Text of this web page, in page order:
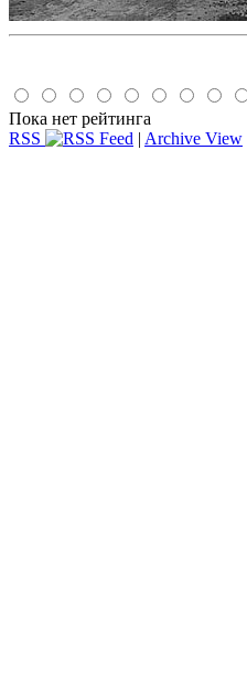
Пока нет рейтинга
RSS
| Archive View